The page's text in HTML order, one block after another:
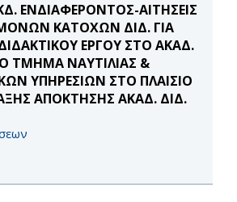
ΕΝΔΙΑΦΕΡΟΝΤΟΣ-ΑΙΤΗΣΕΙΣ
ΚΑΤΟΧΩΝ ΔΙΔ. ΓΙΑ
ΕΡΓΟΥ ΣΤΟ ΑΚΑΔ.
ΤΜΗΜΑ ΝΑΥΤΙΛΙΑΣ &
ΥΠΗΡΕΣΙΩΝ ΣΤΟ ΠΛΑΙΣΙΟ
ΑΠΟΚΤΗΣΗΣ ΑΚΑΔ. ΔΙΔ.